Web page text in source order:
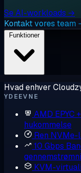
Se AI-workloads →
Kontakt vores team
Funktioner
Hvad enhver
YDEEVNE
AMD EPYC
hukommelse
Ren NVMe-
10 Gbps
KVM-